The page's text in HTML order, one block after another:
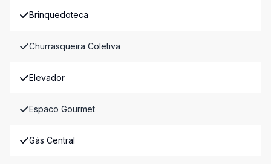
Brinquedoteca
Churrasqueira Coletiva
Elevador
Espaco Gourmet
Gás Central